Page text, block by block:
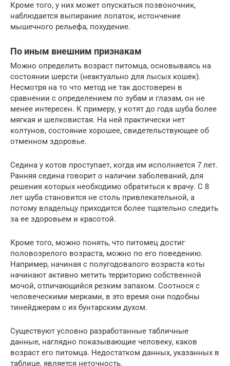
Кроме того, у них может опускаться позвоночник,
наблюдается выпирание лопаток, истончение
мышечного рельефа, похудение.
По иным внешним признакам
Можно определить возраст питомца, основываясь на
состоянии шерсти (неактуально для лысых кошек).
Несмотря на то что метод не так достоверен в
сравнении с определением по зубам и глазам, он не
менее интересен. К примеру, у котят до года шуба более
мягкая и шелковистая. На ней практически нет
колтунов, состояние хорошее, свидетельствующее об
отменном здоровье.
Седина у котов проступает, когда им исполняется 7 лет.
Ранняя седина говорит о наличии заболеваний, для
решения которых необходимо обратиться к врачу. С 8
лет шуба становится не столь привлекательной, а
потому владельцу приходится более тщательно следить
за ее здоровьем и красотой.
Кроме того, можно понять, что питомец достиг
половозрелого возраста, можно по его поведению.
Например, начиная с полугодовалого возраста коты
начинают активно метить территорию собственной
мочой, отличающийся резким запахом. Соотнося с
человеческими мерками, в это время они подобны
тинейджерам с их бунтарским духом.
Существуют условно разработанные табличные
данные, наглядно показывающие человеку, каков
возраст его питомца. Недостатком данных, указанных в
таблице, является неточность.